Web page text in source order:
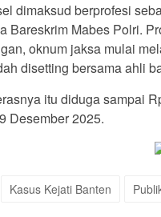
dimaksud berprofesi
Bareskrim Mabes Polri.
oknum jaksa mulai
disetting bersama ahli
itu diduga sampai
Desember 2025.
Kasus Kejati Banten